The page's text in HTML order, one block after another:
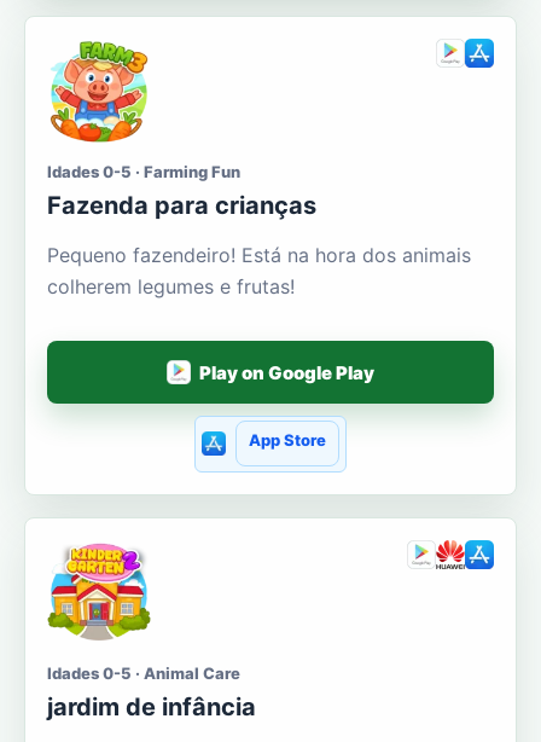
Idades 0-5 · Farming Fun
Fazenda para crianças
Pequeno fazendeiro! Está na hora dos animais
colherem legumes e frutas!
Play on Google Play
App Store
Idades 0-5 · Animal Care
jardim de infância